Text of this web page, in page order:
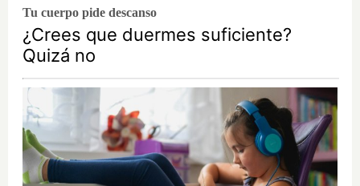
Tu cuerpo pide descanso
¿Crees que duermes suficiente?
Quizá no